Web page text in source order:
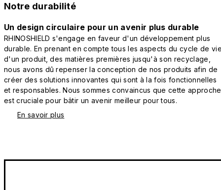
Notre durabilité
Un design circulaire pour un avenir plus durable
RHINOSHIELD s'engage en faveur d'un développement plus
durable. En prenant en compte tous les aspects du cycle de
d'un produit, des matières premières jusqu'à son recyclage,
nous avons dû repenser la conception de nos produits afin de
créer des solutions innovantes qui sont à la fois fonctionnelles
et responsables. Nous sommes convaincus que cette approche
est cruciale pour bâtir un avenir meilleur pour tous.
En savoir plus